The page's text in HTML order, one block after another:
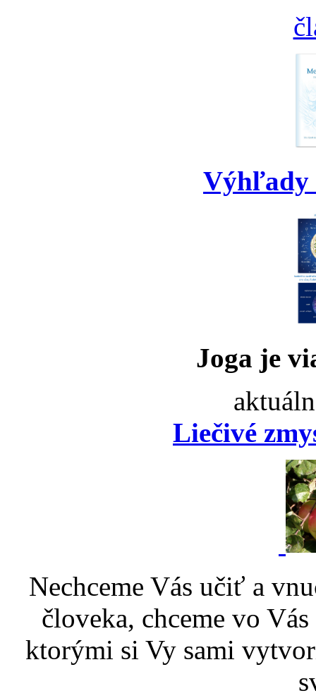
Výhľady
Joga je
Liečivé
Nechceme Vás učiť a
človeka, chceme vo
ktorými si Vy sami